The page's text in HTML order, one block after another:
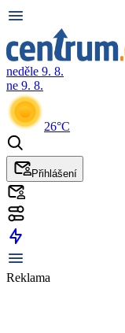
neděle 9. 8.
ne 9. 8.
26°C
Přihlášení
Reklama